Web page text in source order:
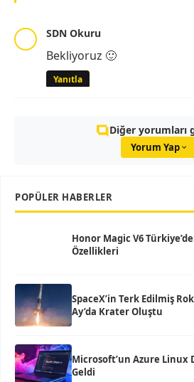
SDN Okuru
Bekliyoruz 🙂
Yanıtla
Diğer yorumları
Yorum Yap
POPÜLER HABERLER
Honor Magic V6
Özellikleri
SpaceX’in Terk Edilmiş
Ay’da Krater Oluştu
Microsoft’un Azure Linux
Geldi